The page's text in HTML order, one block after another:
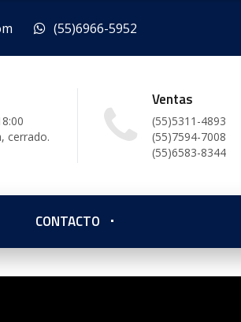
(55)6966-5952
cerrado.
Ventas
(55)5311-4893
(55)7594-7008
(55)6583-8344
CONTACTO
Integral